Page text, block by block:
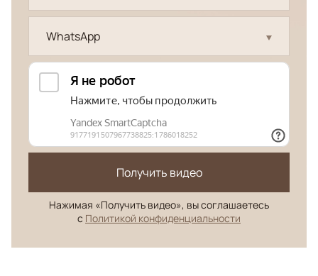
WhatsApp
Получить видео
Нажимая «Получить видео», вы соглашаетесь
с Политикой конфиденциальности